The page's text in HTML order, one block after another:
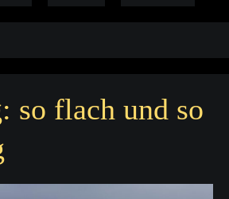
so flach und so